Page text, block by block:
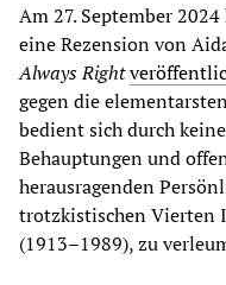
Am 27. September
eine Rezension von
Always Right
gegen die
bedient sich durch
Behauptungen und
herausragenden
trotzkistischen Vierten
(1913–1989), zu